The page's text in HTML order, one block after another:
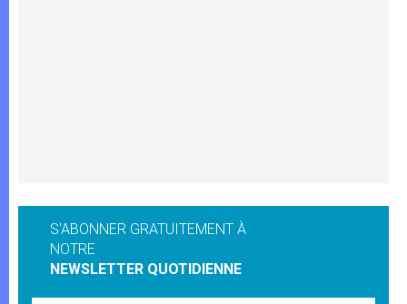
S'ABONNER GRATUITEMENT À
NOTRE
NEWSLETTER QUOTIDIENNE